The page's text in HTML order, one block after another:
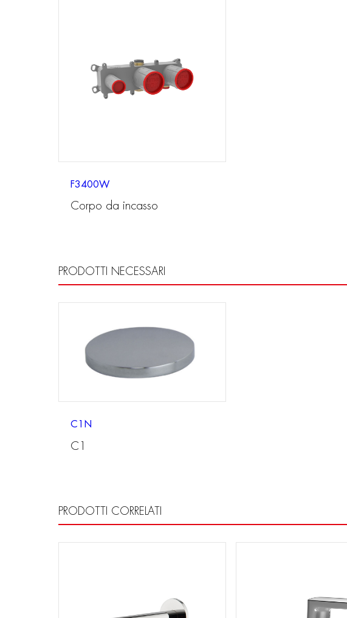
F3400W
Corpo da incasso
PRODOTTI NECESSARI
C1N
C1
PRODOTTI CORRELATI